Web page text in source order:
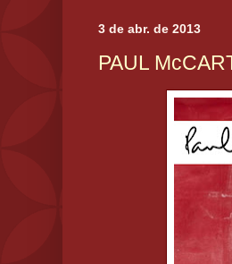
3 de abr. de 2013
PAUL